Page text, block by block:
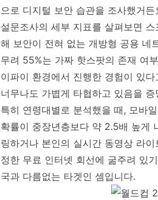
으로 디지털 보안 습관을 조사했거
설문조사의 세부 지표를 살펴보면
해 보안이 전혀 없는 개방형 공용 네
무려 55%는 가짜 핫스팟의 존재 여
이파이 환경에서 진행한 경험이 있
너무나도 가볍게 타협하고 있음을 증
특히 연령대별로 분석했을 때, 모바
확률이 중장년층보다 약 2.5배 높게
링하거나 본인의 실시간 동영상 라
정한 무료 인터넷 회선에 굶주려 있
국과 다름없는 타겟인 셈입니다.